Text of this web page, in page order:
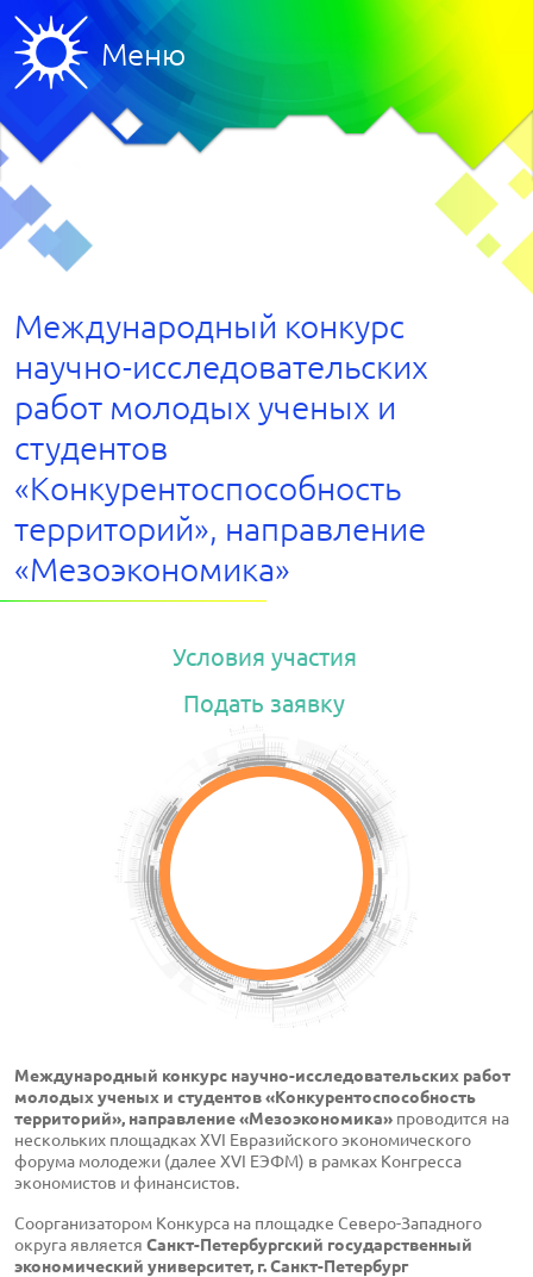
Меню
Международный конкурс
научно-исследовательских
работ молодых ученых и
студентов
«Конкурентоспособность
территорий», направление
«Мезоэкономика»
Условия участия
Подать заявку
Международный конкурс научно-исследовательских работ
молодых ученых и студентов «Конкурентоспособность
территорий», направление «Мезоэкономика» проводится на
нескольких площадках XVI Евразийского экономического
форума молодежи (далее XVI ЕЭФМ) в рамках Конгресса
экономистов и финансистов.
Соорганизатором Конкурса на площадке Северо-Западного
округа является Санкт-Петербургский государственный
экономический университет, г. Санкт-Петербург